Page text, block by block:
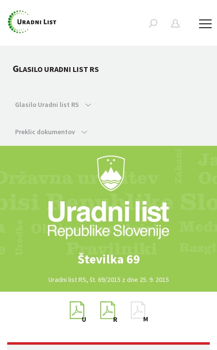
GLASILO URADNI LIST RS
Glasilo Uradni list RS
Preklic dokumentov
Številka 69
Uradni list RS, št. 69/2015 z dne 25. 9. 2015